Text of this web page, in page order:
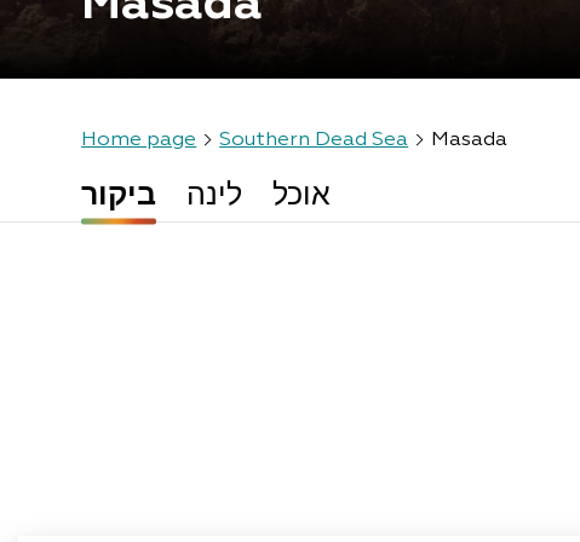
Home page Southern Dead Sea Masada
ביקור לינה אוכל